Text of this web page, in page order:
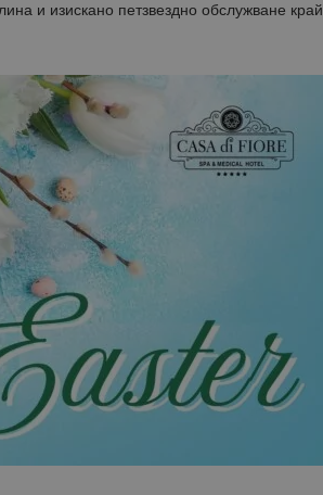
и изискано петзвездно обслужване край